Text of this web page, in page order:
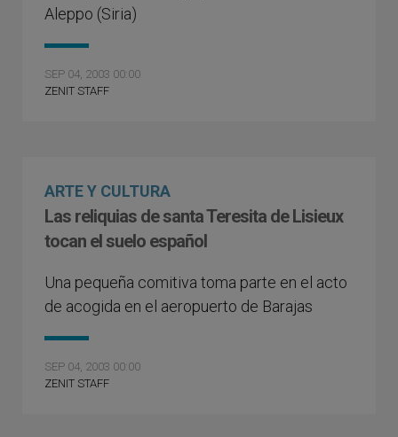
Aleppo (Siria)
SEP 04, 2003 00:00
ZENIT STAFF
ARTE Y CULTURA
Las reliquias de santa Teresita de Lisieux
tocan el suelo español
Una pequeña comitiva toma parte en el acto
de acogida en el aeropuerto de Barajas
SEP 04, 2003 00:00
ZENIT STAFF